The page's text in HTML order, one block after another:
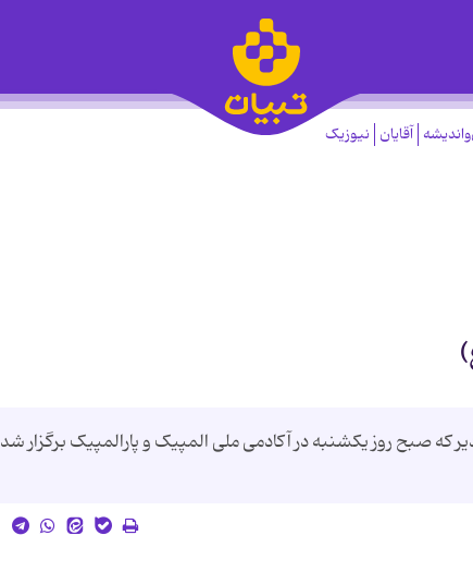
آقایان نیوزیک
صبح روز یکشنبه در آکادمی ملی المپیک و پارالمپیک برگزار شد